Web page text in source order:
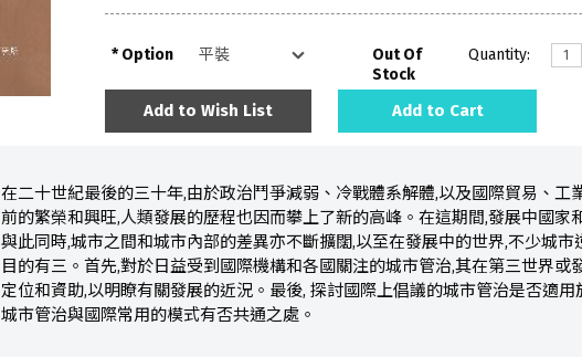
Option
Out Of
Stock
Quantity:
Add to Wish List Add to Cart
在二十世紀最後的三十年,由於政治鬥爭減弱、冷戰體系解體,以及國際貿易、
前的繁榮和興旺,人類發展的歷程也因而攀上了新的高峰。在這期間,發展中國家
與此同時,城市之間和城市內部的差異亦不斷擴闊,以至在發展中的世界,不少城
目的有三。首先,對於日益受到國際機構和各國關注的城市管治,其在第三世界
定位和資助,以明瞭有關發展的近況。最後, 探討國際上倡議的城市管治是否適
城市管治與國際常用的模式有否共通之處。